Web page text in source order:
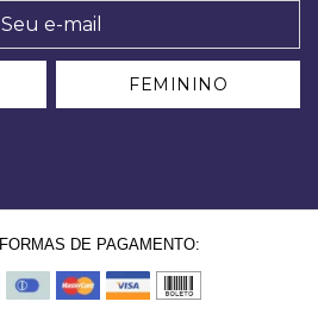
FEMININO
FORMAS DE PAGAMENTO: